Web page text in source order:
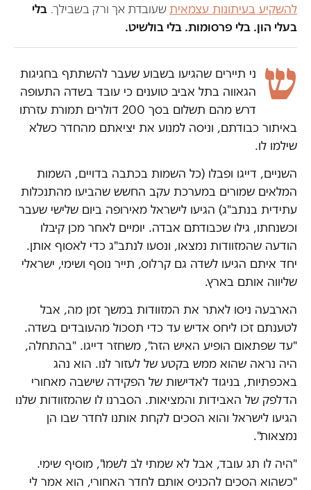
להשקיע בעיתונות עצמאיתשעובדת אך ורק בשבילך. בלי
בעלי הון. בלי פרסומות. בלי בולשיט.
ש
ני תיירים שהגיעו בשבוע שעבר להשתתף בחגיגות
הגאווה בתל אביב טוענים כי עובד בשדה התעופה
דרש מהם תשלום בסך 200 דולרים תמורת עזרתו
באיתור כבודתם, וניסה למנוע את יציאתם מהחדר כשלא
שילמו לו.
השניים, דייגו ופבלו (כל השמות בכתבה בדויים, השמות
המלאים שמורים במערכת עקב החשש שהביעו מהתנכלות
עתידית בנתב"ג) הגיעו לישראל מאירופה ביום שלישי שעבר
וכשנחתו, גילו שכבודתם אבדה. יומיים לאחר מכן קיבלו
הודעה שהמזוודות נמצאו, ונסעו לנתב"ג כדי לאסוף אותן.
יחד איתם הגיעו לשדה גם קרלוס, תייר נוסף ושימי, ישראלי
שליווה אותם בארץ.
הארבעה ניסו לאתר את המזוודות במשך זמן מה, אבל
לטענתם זכו ליחס אדיש עד כדי תסכול מהעובדים בשדה.
"עד שפתאום הופיע האיש הזה", משחזר דייגו. "בהתחלה,
היה נראה שהוא ממש בקטע של לעזור לנו. הוא נהג
באכפתיות, בניגוד לאדישות של הפקידה שישבה מאחורי
הדלפק של האבידות והמציאות. הסברנו לו שהמזוודות שלנו
הגיעו לישראל והוא הסכים לקחת אותנו לחדר שבו הן
נמצאות".
"היה לו תג עובד, אבל לא שמתי לב לשמו", מוסיף שימי.
"כשהוא הסכים להכניס אותם לחדר האחורי, הוא אמר לי